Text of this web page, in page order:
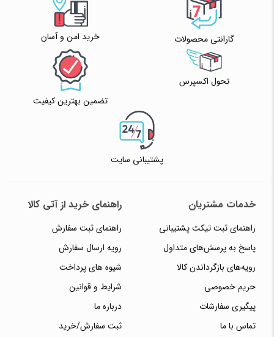
✧ چت با پشتیبان واتس آپ
گارانتی محصولات خرید امن و آسان
تحول اکسپرس
تضمین بهترین کیفیت
پشتیبانی سایت
خدمات مشتریان
راهنمای ثبت تیکت پشتیبانی
پاسخ به پرسش‌های متداول
رویه‌های بازگرداندن کالا
حریم خصوصی
پیگیری سفارشات
تماس با ما
راهنمای خرید از آتی کالا
راهنمای ثبت سفارش
رویه ارسال سفارش
شیوه های پرداخت
شرایط و قوانین
درباره ما
ثبت سفارش/خرید